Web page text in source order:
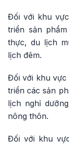
Đối với khu
triển sản
thực, du lịch
lịch đêm.
Đối với khu vực
triển các sản
lịch nghỉ
nông thôn.
Đối với khu